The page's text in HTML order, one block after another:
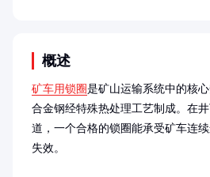
概述
矿车用锁圈是矿山运输系统中的核
合金钢经特殊热处理工艺制成。在
道，一个合格的锁圈能承受矿车连
失效。